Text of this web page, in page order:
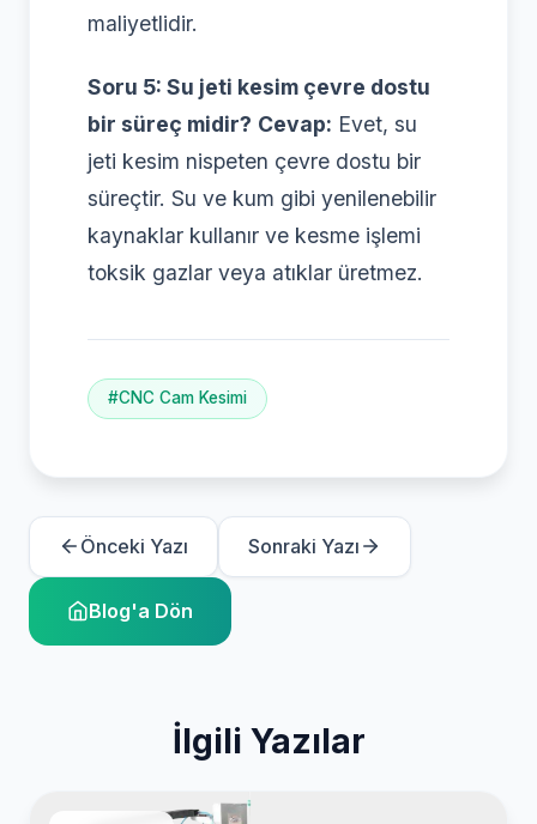
maliyetlidir.
Soru 5: Su jeti kesim çevre dostu
bir süreç midir? Cevap: Evet, su
jeti kesim nispeten çevre dostu bir
süreçtir. Su ve kum gibi yenilenebilir
kaynaklar kullanır ve kesme işlemi
toksik gazlar veya atıklar üretmez.
#CNC Cam Kesimi
Önceki Yazı Sonraki Yazı
Blog'a Dön
İlgili Yazılar